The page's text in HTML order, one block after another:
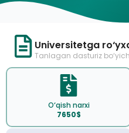
Universitetga
Tanlagan dasturiz
O‘qish narxi
7650$